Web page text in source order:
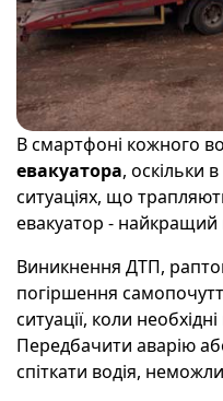
В смартфоні кожного
евакуатора, оскільки
ситуаціях, що
евакуатор - найкращий
Виникнення ДТП,
погіршення
ситуації, коли
Передбачити аварію
спіткати водія,